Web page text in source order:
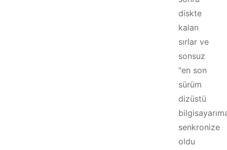
diskte
kalan
sırlar ve
sonsuz
"en son
sürüm
dizüstü
senkronize
oldu